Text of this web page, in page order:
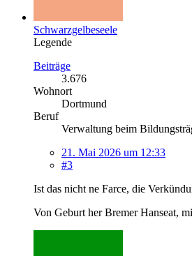
Schwarzgelbeseele
Legende
Beiträge
3.676
Wohnort
Dortmund
Beruf
Verwaltung beim
21. Mai 2026 um 12:33
#3
Ist das nicht ne Farce, die
Von Geburt her Bremer Hanseat,